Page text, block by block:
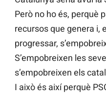
Però no ho és, perquè
recursos que genera i,
progressar,
S’empobreixen les
s’empobreixen els
I això és així perquè